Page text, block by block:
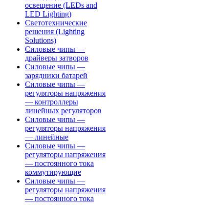
освещение (LEDs and
LED Lighting)
Светотехнические
решения (Lighting
Solutions)
Силовые чипы —
драйверы затворов
Силовые чипы —
зарядники батарей
Силовые чипы —
регуляторы напряжения
— контроллеры
линейных регуляторов
Силовые чипы —
регуляторы напряжения
— линейные
Силовые чипы —
регуляторы напряжения
— постоянного тока
коммутирующие
Силовые чипы —
регуляторы напряжения
— постоянного тока